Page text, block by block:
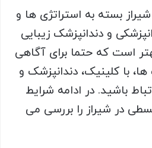
بسته به استراتژی ها و
و دندانپزشک زیبایی
است که حتما برای آگاهی
با کلینیک، دندانپزشک و
باشید. در ادامه شرایط
در شیراز را بررسی می